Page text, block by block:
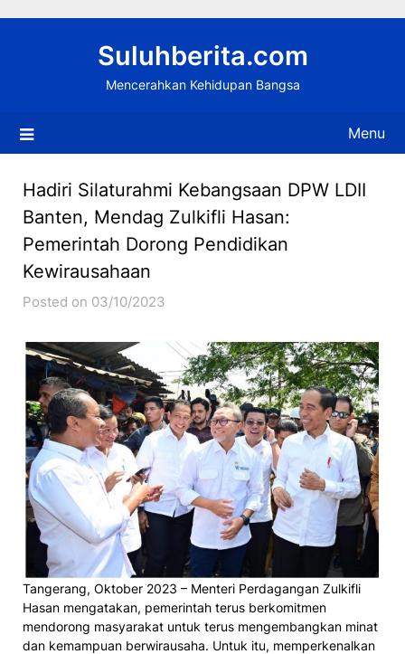
Suluhberita.com
Mencerahkan Kehidupan Bangsa
Menu
Hadiri Silaturahmi Kebangsaan DPW LDII
Banten, Mendag Zulkifli Hasan:
Pemerintah Dorong Pendidikan
Kewirausahaan
Posted on 03/10/2023
Tangerang, Oktober 2023 – Menteri Perdagangan Zulkifli
Hasan mengatakan, pemerintah terus berkomitmen
mendorong masyarakat untuk terus mengembangkan minat
dan kemampuan berwirausaha. Untuk itu, memperkenalkan